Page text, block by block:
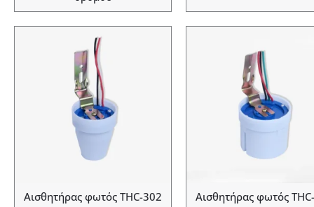
Αισθητήρας φωτός THC-302 Αισθητήρας φωτός